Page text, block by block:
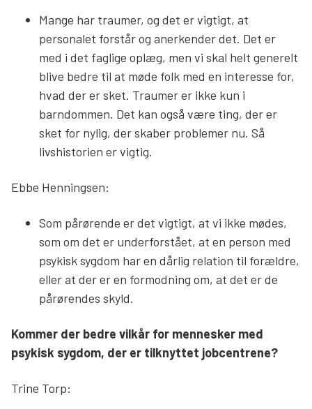
Mange har traumer, og det er vigtigt, at
personalet forstår og anerkender det. Det er
med i det faglige oplæg, men vi skal helt generelt
blive bedre til at møde folk med en interesse for,
hvad der er sket. Traumer er ikke kun i
barndommen. Det kan også være ting, der er
sket for nylig, der skaber problemer nu. Så
livshistorien er vigtig.
Ebbe Henningsen:
Som pårørende er det vigtigt, at vi ikke mødes,
som om det er underforstået, at en person med
psykisk sygdom har en dårlig relation til forældre,
eller at der er en formodning om, at det er de
pårørendes skyld.
Kommer der bedre vilkår for mennesker med
psykisk sygdom, der er tilknyttet jobcentrene?
Trine Torp: